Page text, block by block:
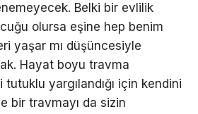
Belki bir evlilik
olursa eşine hep benim
yaşar mı düşüncesiyle
Hayat boyu travma
yargılandığı için kendini
bir travmayı da sizin